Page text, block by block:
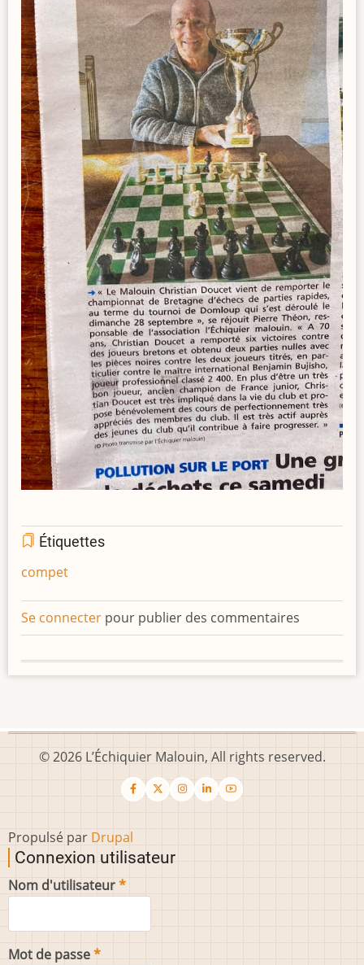
Étiquettes
compet
Se connecter pour publier des commentaires
© 2026 L’Échiquier Malouin, All rights reserved.
Propulsé par Drupal
Connexion utilisateur
Nom d'utilisateur
Mot de passe